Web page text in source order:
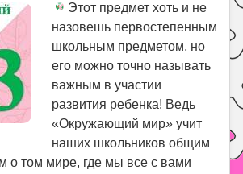
Этот предмет хоть и не
назовешь первостепенным
школьным предметом, но
его можно точно называть
важным в участии
развития ребенка! Ведь
«Окружающий мир» учит
наших школьников общим
о том мире, где мы все с вами